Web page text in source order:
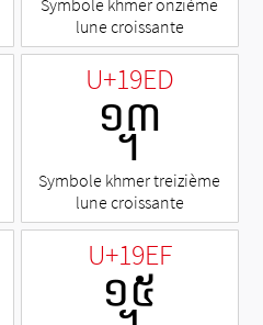
lune croissante
U+19ED
᧭
Symbole khmer treizième
lune croissante
U+19EF
᧯